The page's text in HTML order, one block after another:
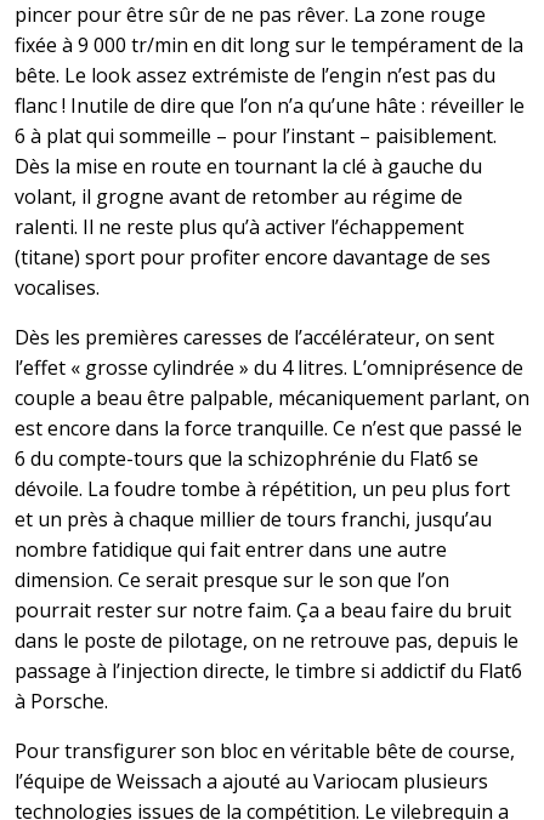
pincer pour être sûr de ne pas rêver. La zone rouge
fixée à 9 000 tr/min en dit long sur le tempérament de la
bête. Le look assez extrémiste de l’engin n’est pas du
flanc ! Inutile de dire que l’on n’a qu’une hâte : réveiller le
6 à plat qui sommeille – pour l’instant – paisiblement.
Dès la mise en route en tournant la clé à gauche du
volant, il grogne avant de retomber au régime de
ralenti. Il ne reste plus qu’à activer l’échappement
(titane) sport pour profiter encore davantage de ses
vocalises.
Dès les premières caresses de l’accélérateur, on sent
l’effet « grosse cylindrée » du 4 litres. L’omniprésence de
couple a beau être palpable, mécaniquement parlant, on
est encore dans la force tranquille. Ce n’est que passé le
6 du compte-tours que la schizophrénie du Flat6 se
dévoile. La foudre tombe à répétition, un peu plus fort
et un près à chaque millier de tours franchi, jusqu’au
nombre fatidique qui fait entrer dans une autre
dimension. Ce serait presque sur le son que l’on
pourrait rester sur notre faim. Ça a beau faire du bruit
dans le poste de pilotage, on ne retrouve pas, depuis le
passage à l’injection directe, le timbre si addictif du Flat6
à Porsche.
Pour transfigurer son bloc en véritable bête de course,
l’équipe de Weissach a ajouté au Variocam plusieurs
technologies issues de la compétition. Le vilebrequin a